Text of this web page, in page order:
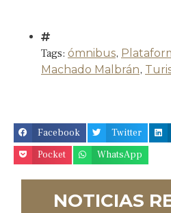
Tags: ómnibus,
Machado Malbrán,
Facebook Twitter
Pocket
WhatsApp
NOTICIAS